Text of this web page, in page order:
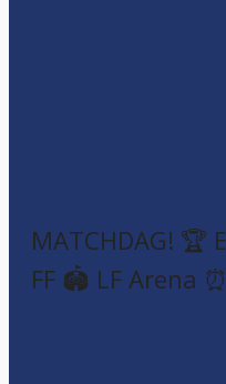
MATCHDAG! 🏆
FF 🏟️ LF Arena ⏰